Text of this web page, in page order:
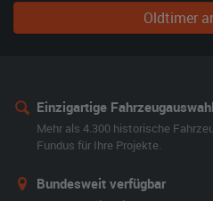
Oldtimer
Einzigartige Fahrzeugauswahl
Mehr als 4.300 historische
Fundus für Ihre Projekte.
Bundesweit verfügbar